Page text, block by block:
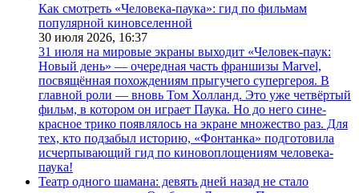
Как смотреть «Человека-паука»: гид по фильмам
популярной киновселенной
30 июля 2026, 16:37
31 июля на мировые экраны выходит «Человек-паук:
Новый день» — очередная часть франшизы Marvel,
посвящённая похождениям прыгучего супергероя. В
главной роли — вновь Том Холланд. Это уже четвёртый
фильм, в котором он играет Паука. Но до него сине-
красное трико появлялось на экране множество раз. Для
тех, кто подзабыл историю, «Фонтанка» подготовила
исчерпывающий гид по киновоплощениям человека-
паука!
Театр одного шамана: девять дней назад не стало